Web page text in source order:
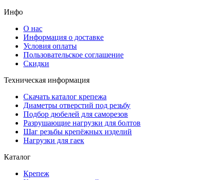
Инфо
О нас
Информация о доставке
Условия оплаты
Пользовательское соглашение
Скидки
Техническая информация
Скачать каталог крепежа
Диаметры отверстий под резьбу
Подбор дюбелей для саморезов
Разрушающие нагрузки для болтов
Шаг резьбы крепёжных изделий
Нагрузки для гаек
Каталог
Крепеж